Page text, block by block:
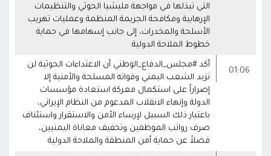
التي تبذلها في مواجهة مليشيا الحوثي والتنظيمات
الإرهابية ومكافحة الجريمة المنظمة وعمليات تهريب
الأسلحة والمخدرات، إلى جانب إسهامها في حماية
خطوط الملاحة الدولية
01:06
أكد #مجلس_الدفاع_الوطني أن الاعتداءات الحوثية لن
تزيد الشعب اليمني وقواته المسلحة والأمنية إلا
إصراراً على استكمال معركة استعادة مؤسسات
الدولة وإنهاء الانقلاب المدعوم من النظام الإيراني،
باعتبار ذلك السبيل لإرساء الأمن والاستقرار واستئناف
صرف رواتب الموظفين وتخفيف معاناة اليمنيين،
فضلاً عن حماية أمن المنطقة والملاحة الدولية